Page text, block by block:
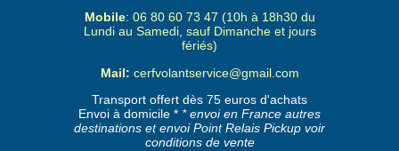
Mobile: 06 80 60 73 47 (10h à 18h30 du
Lundi au Samedi, sauf Dimanche et jours
fériés)
Mail: cerfvolantservice@gmail.com
Transport offert dès 75 euros d'achats
Envoi à domicile * * envoi en France autres
destinations et envoi Point Relais Pickup voir
conditions de vente